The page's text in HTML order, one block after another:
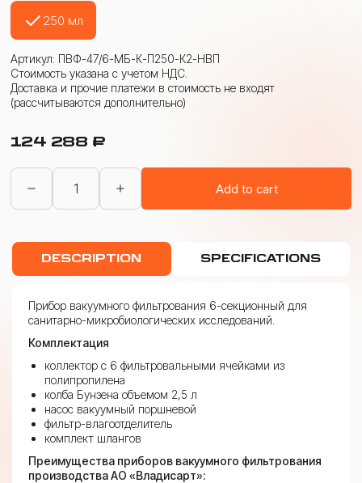
250 мл
Артикул: ПВФ-47/6-МБ-К-П250-К2-НВП
Стоимость указана с учетом НДС.
Доставка и прочие платежи в стоимость не входят
(рассчитываются дополнительно)
124 288 ₽
ПВФ
секционный
из
полипропилена
с
насосом
quantity
Add to cart
DESCRIPTION SPECIFICATIONS
Прибор вакуумного фильтрования 6-секционный для
санитарно-микробиологических исследований.
Комплектация
коллектор с 6 фильтровальными ячейками из
полипропилена
колба Бунзена объемом 2,5 л
насос вакуумный поршневой
фильтр-влагоотделитель
комплект шлангов
Преимущества приборов вакуумного фильтрования
производства АО «Владисарт»: